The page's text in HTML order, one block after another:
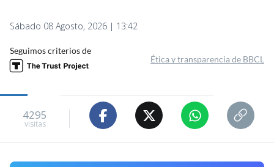
Sábado 08 Agosto, 2026 | 13:42
Seguimos criterios de
Ética y transparencia de BBCL
4295
visitas